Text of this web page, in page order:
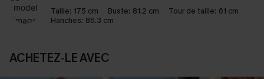
Taille: 175 cm Buste: 81.2 cm Tour de taille: 61 cm
Hanches: 86.3 cm
ACHETEZ‑LE AVEC